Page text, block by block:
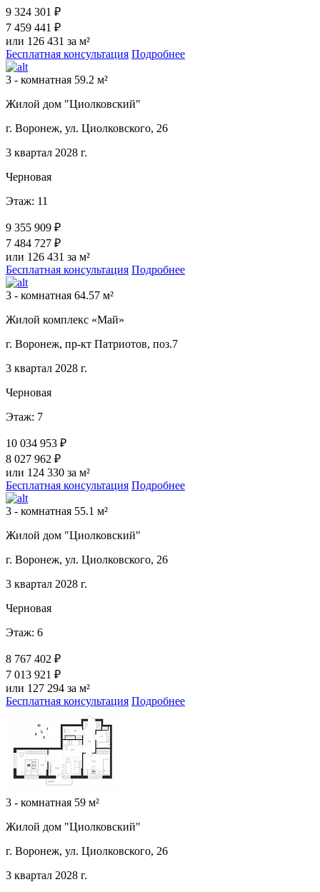
9 324 301 ₽
7 459 441 ₽
или 126 431 за м²
Бесплатная консультация Подробнее
3 - комнатная 59.2 м²
Жилой дом "Циолковский"
г. Воронеж, ул. Циолковского, 26
3 квартал 2028 г.
Черновая
Этаж: 11
9 355 909 ₽
7 484 727 ₽
или 126 431 за м²
Бесплатная консультация Подробнее
3 - комнатная 64.57 м²
Жилой комплекс «Май»
г. Воронеж, пр-кт Патриотов, поз.7
3 квартал 2028 г.
Черновая
Этаж: 7
10 034 953 ₽
8 027 962 ₽
или 124 330 за м²
Бесплатная консультация Подробнее
3 - комнатная 55.1 м²
Жилой дом "Циолковский"
г. Воронеж, ул. Циолковского, 26
3 квартал 2028 г.
Черновая
Этаж: 6
8 767 402 ₽
7 013 921 ₽
или 127 294 за м²
Бесплатная консультация Подробнее
3 - комнатная 59 м²
Жилой дом "Циолковский"
г. Воронеж, ул. Циолковского, 26
3 квартал 2028 г.